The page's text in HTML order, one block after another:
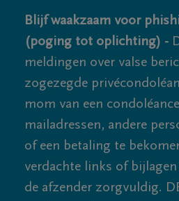
Blijf waakzaam voor
(poging tot oplichting) -
meldingen over valse
zogezegde
mom van een
mailadressen, andere
of een betaling te
verdachte links of
de afzender zorgvuldig.